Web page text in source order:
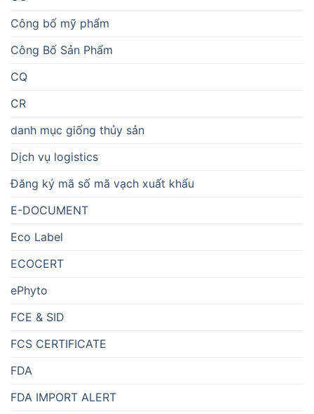
Công bố mỹ phẩm
Công Bố Sản Phẩm
CQ
CR
danh mục giống thủy sản
Dịch vụ logistics
Đăng ký mã số mã vạch xuất khẩu
E-DOCUMENT
Eco Label
ECOCERT
ePhyto
FCE & SID
FCS CERTIFICATE
FDA
FDA IMPORT ALERT